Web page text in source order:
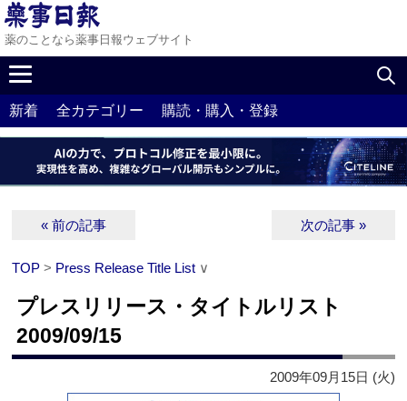
薬のことなら薬事日報ウェブサイト
新着 全カテゴリー 購読・購入・登録
« 前の記事 次の記事 »
TOP > Press Release Title List ∨
プレスリリース・タイトルリスト
2009/09/15
2009年09月15日 (火)